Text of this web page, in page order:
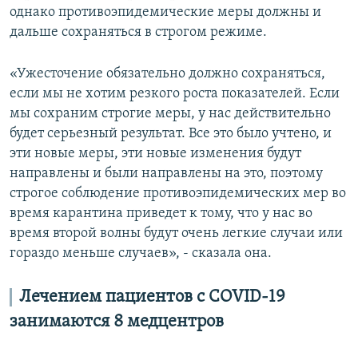
однако противоэпидемические меры должны и
дальше сохраняться в строгом режиме.
«Ужесточение обязательно должно сохраняться,
если мы не хотим резкого роста показателей. Если
мы сохраним строгие меры, у нас действительно
будет серьезный результат. Все это было учтено, и
эти новые меры, эти новые изменения будут
направлены и были направлены на это, поэтому
строгое соблюдение противоэпидемических мер во
время карантина приведет к тому, что у нас во
время второй волны будут очень легкие случаи или
гораздо меньше случаев», - сказала она.
Лечением пациентов с COVID-19
занимаются 8 медцентров